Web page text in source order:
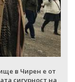
в Чирен е от
сигурност на